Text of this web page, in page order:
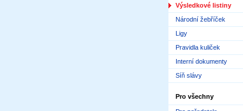
Výsledkové listiny
Národní žebříček
Ligy
Pravidla kuliček
Interní dokumenty
Síň slávy
Pro všechny